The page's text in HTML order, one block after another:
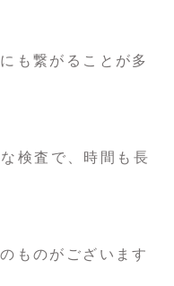
も繋がることが多
検査で、時間も長
ものがございます